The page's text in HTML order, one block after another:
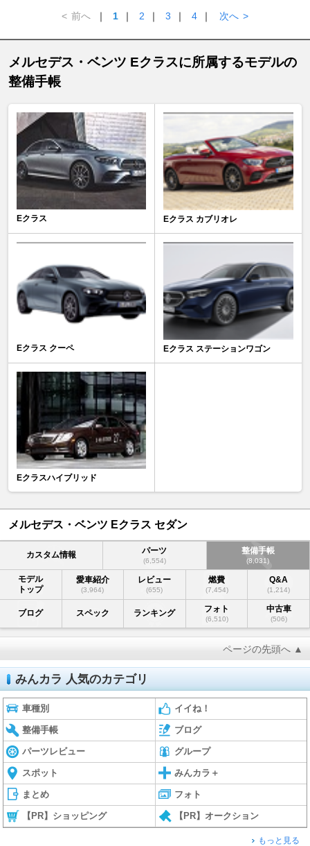
< 前へ ｜ 1 ｜ 2 ｜ 3 ｜ 4 ｜ 次へ >
メルセデス・ベンツ Eクラスに所属するモデルの
整備手帳
Eクラス Eクラス カブリオレ
Eクラス クーペ Eクラス ステーションワゴン
Eクラスハイブリッド
メルセデス・ベンツ Eクラス セダン
カスタム情報 パーツ
(6,554)
整備手帳
(8,031)
モデル
トップ
愛車紹介
(3,964)
レビュー
(655)
燃費
(7,454)
Q&A
(1,214)
ブログ スペック ランキング フォト
(6,510)
中古車
(506)
ページの先頭へ ▲
みんカラ 人気のカテゴリ
車種別 イイね！
整備手帳 ブログ
パーツレビュー グループ
スポット みんカラ＋
まとめ フォト
【PR】ショッピング 【PR】オークション
もっと見る